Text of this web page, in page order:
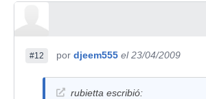
#12 por djeem555 el 23/04/2009
rubietta escribió: